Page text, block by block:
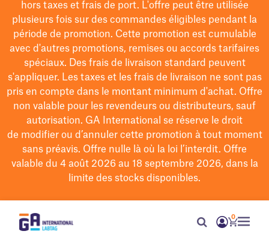
hors taxes et frais de port. L'offre peut être utilisée
plusieurs fois sur des commandes éligibles pendant la
période de promotion. Cette promotion est cumulable
avec d'autres promotions, remises ou accords tarifaires
spéciaux. Des frais de livraison standard peuvent
s'appliquer. Les taxes et les frais de livraison ne sont pas
pris en compte dans le montant minimum d'achat. Offre
non valable pour les revendeurs ou distributeurs, sauf
autorisation. GA International se réserve le droit
de modifierou d’annuler cette promotion à tout moment
sans préavis. Offre nulle là où la loi l’interdit. Offre
valable du 4 août 2026 au 18 septembre 2026, dans la
limite des stocks disponibles.
0